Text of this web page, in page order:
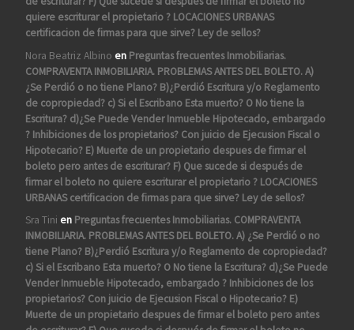
quiere escriturar el propietario ? LOCACIONES URBANAS
certificacion de firmas para que sirve? Ley de sellos?
Nora Beatriz Albino en Preguntas frecuentes Inmobiliarias.
COMPRAVENTA INMOBILIARIA. PROBLEMAS ANTES DEL BOLETO. A)
¿Se Perdió o no tiene Plano? B)¿Perdió Escritura y/o Reglamento
de copropiedad? c) Si el Escribano Esta muerto? O No tiene la
Escritura? d)¿Se Puede Vender Inmueble Hipotecado, embargado
? Inhibiciones de los propietarios? Con juicio de Ejecusion Fiscal o
Hipotecario? E) Muerte de un propietario despues de firmar el
boleto pero antes de escriturar? F) Que sucede si después de
firmar el boleto no quiere escriturar el propietario ? LOCACIONES
URBANAS certificacion de firmas para que sirve? Ley de sellos?
Sra Tini en Preguntas frecuentes Inmobiliarias. COMPRAVENTA
INMOBILIARIA. PROBLEMAS ANTES DEL BOLETO. A) ¿Se Perdió o no
tiene Plano? B)¿Perdió Escritura y/o Reglamento de copropiedad?
c) Si el Escribano Esta muerto? O No tiene la Escritura? d)¿Se Puede
Vender Inmueble Hipotecado, embargado ? Inhibiciones de los
propietarios? Con juicio de Ejecusion Fiscal o Hipotecario? E)
Muerte de un propietario despues de firmar el boleto pero antes